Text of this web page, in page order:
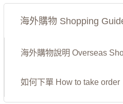
海外購物 Shopping
海外購物說明 Overseas
如何下單 How to take order